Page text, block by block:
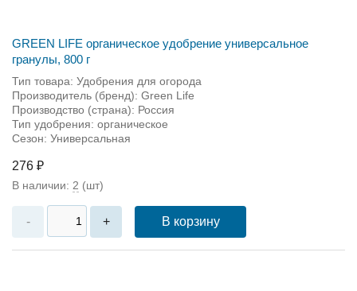
GREEN LIFE органическое удобрение универсальное
гранулы, 800 г
Тип товара: Удобрения для огорода
Производитель (бренд): Green Life
Производство (страна): Россия
Тип удобрения: органическое
Сезон: Универсальная
276 ₽
В наличии: 2 (шт)
- + В корзину